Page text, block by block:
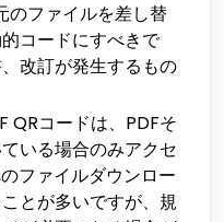
のファイルを差し替
コードにすべきで
改訂が発生するもの
QRコードは、PDFそ
いる場合のみアクセ
ファイルダウンロー
とが多いですが、規